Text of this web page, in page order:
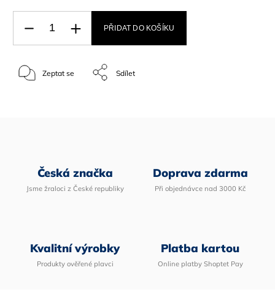
PŘIDAT DO KOŠÍKU
Zeptat se Sdílet
Česká značka
Jsme žraloci z České republiky
Doprava zdarma
Při objednávce nad 3000 Kč
Kvalitní výrobky
Produkty ověřené plavci
Platba kartou
Online platby Shoptet Pay